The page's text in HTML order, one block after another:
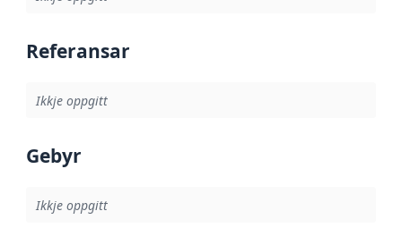
Referansar
Ikkje oppgitt
Gebyr
Ikkje oppgitt